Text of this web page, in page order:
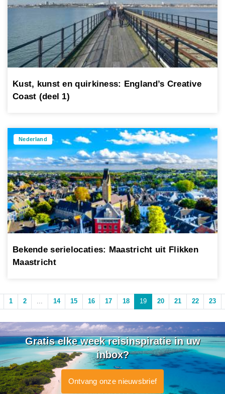
Kust, kunst en quirkiness: England’s Creative
Coast (deel 1)
Nederland
Bekende serielocaties: Maastricht uit Flikken
Maastricht
1 2 ... 14 15 16 17 18 19 20 21 22 23
Gratis elke week reisinspiratie in uw
inbox?
Ontvang onze nieuwsbrief